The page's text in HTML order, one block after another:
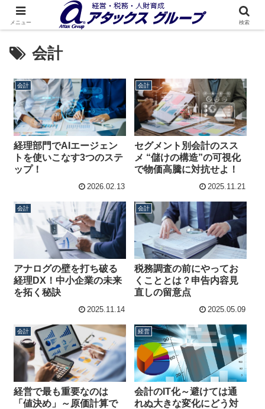
会計
会計
経理部門でAIエージェン
トを使いこなす3つのステ
ップ！
2026.02.13
会計
セグメント別会計のスス
メ “儲けの構造”の可視化
で物価高騰に対抗せよ！
2025.11.21
会計
アナログの壁を打ち破る
経理DX！中小企業の未来
を拓く秘訣
2025.11.14
会計
税務調査の前にやってお
くこととは？申告内容見
直しの留意点
2025.05.09
会計
経営で最も重要なのは
「値決め」～原価計算で
経営
会計のIT化～避けては通
れぬ大きな変化にどう対
メニュー 検索